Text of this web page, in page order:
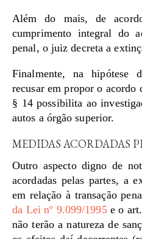
Além do mais, de
cumprimento integral do
penal, o juiz decreta a
Finalmente, na hipótese
recusar em propor o acordo
§ 14 possibilita ao
autos a órgão superior.
MEDIDAS ACORDADAS
Outro aspecto digno de
acordadas pelas partes, a
em relação à transação
da Lei nº 9.099/1995e o art.
não terão a natureza de